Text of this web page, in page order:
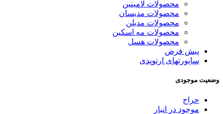
محصولات لامینین
محصولات مدیسان
محصولات مدیلن
محصولات مه اسکین
محصولات هسل
پیش فرض
ساپورتهای ارتوپدی
وضعیت موجودی
حراج
موجود در انبار